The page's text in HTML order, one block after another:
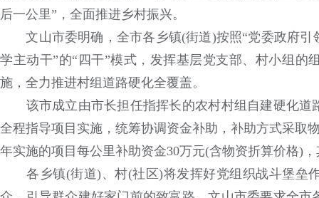
后一公里”，全面推进乡村振兴。
文山市委明确，全市各乡镇(街道)按照“党委政府引
学主动干”的“四干”模式，发挥基层党支部、村小组
施，全力推进村组道路硬化全覆盖。
该市成立由市长担任指挥长的农村村组自建硬化道
全程指导项目实施，统筹协调资金补助，补助方式采取
年实施的项目每公里补助资金30万元(含物资折算价格)
各乡镇(街道)、村(社区)将发挥好党组织战斗堡垒